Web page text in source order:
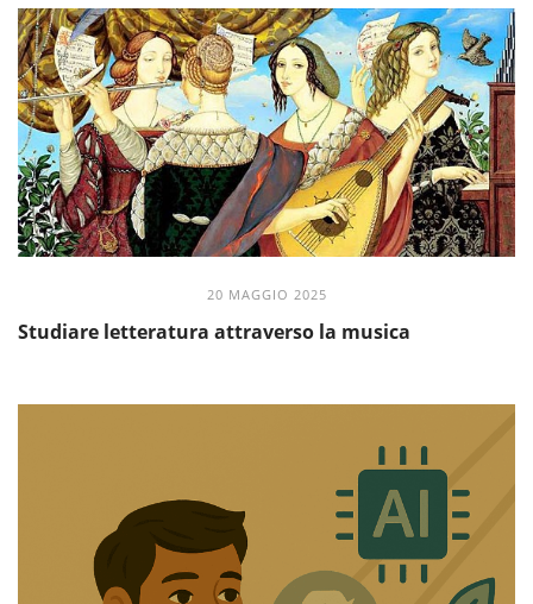
20 MAGGIO 2025
Studiare letteratura attraverso la musica